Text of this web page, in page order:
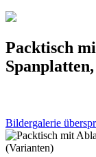
Packtisch
Bildergalerie